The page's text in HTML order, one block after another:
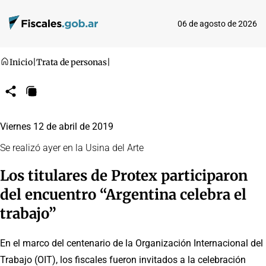
06 de agosto de 2026
Inicio Trata de personas
CompartirCopiar
Viernes 12 de abril de 2019
Se realizó ayer en la Usina del Arte
Los titulares de Protex participaron
del encuentro “Argentina celebra el
trabajo”
En el marco del centenario de la Organización Internacional del
Trabajo (OIT), los fiscales fueron invitados a la celebración